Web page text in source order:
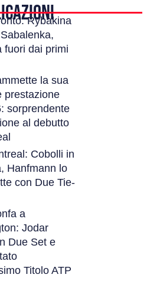
Rybakina
fuori dai primi
la sua
prestazione
sorprendente
al debutto
Cobolli in
Hanfmann lo
con Due Tie-
a
Jodar
Due Set e
Titolo ATP